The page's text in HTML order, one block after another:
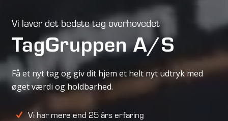
Vi laver det bedste tag overhovedet
TagGruppen A/S
Få et nyt tag og giv dit hjem et helt nyt udtryk med
øget værdi og holdbarhed.
Vi har mere end 25 års erfaring